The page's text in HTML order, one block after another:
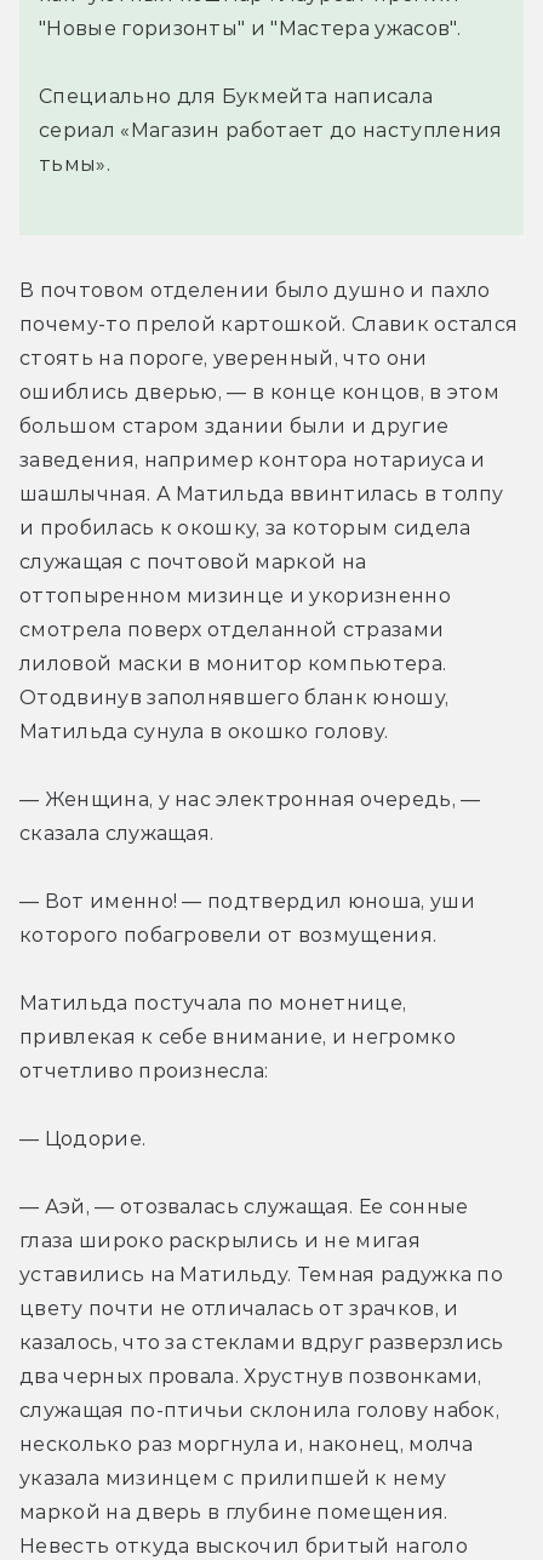
"Новые горизонты" и "Мастера ужасов".
Специально для Букмейта написала
сериал «Магазин работает до наступления
тьмы».
В почтовом отделении было душно и пахло
почему-то прелой картошкой. Славик остался
стоять на пороге, уверенный, что они
ошиблись дверью, — в конце концов, в этом
большом старом здании были и другие
заведения, например контора нотариуса и
шашлычная. А Матильда ввинтилась в толпу
и пробилась к окошку, за которым сидела
служащая с почтовой маркой на
оттопыренном мизинце и укоризненно
смотрела поверх отделанной стразами
лиловой маски в монитор компьютера.
Отодвинув заполнявшего бланк юношу,
Матильда сунула в окошко голову.
— Женщина, у нас электронная очередь, —
сказала служащая.
— Вот именно! — подтвердил юноша, уши
которого побагровели от возмущения.
Матильда постучала по монетнице,
привлекая к себе внимание, и негромко
отчетливо произнесла:
— Цодорие.
— Аэй, — отозвалась служащая. Ее сонные
глаза широко раскрылись и не мигая
уставились на Матильду. Темная радужка по
цвету почти не отличалась от зрачков, и
казалось, что за стеклами вдруг разверзлись
два черных провала. Хрустнув позвонками,
служащая по-птичьи склонила голову набок,
несколько раз моргнула и, наконец, молча
указала мизинцем с прилипшей к нему
маркой на дверь в глубине помещения.
Невесть откуда выскочил бритый наголо